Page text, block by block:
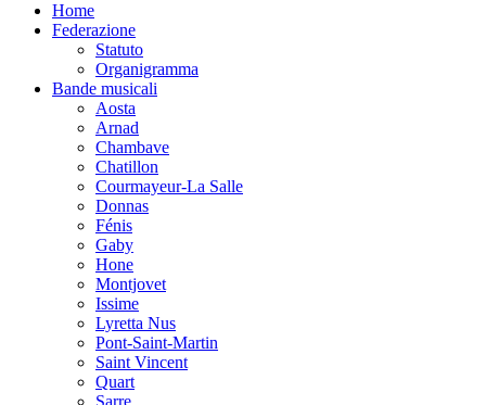
Home
Federazione
Statuto
Organigramma
Bande musicali
Aosta
Arnad
Chambave
Chatillon
Courmayeur-La Salle
Donnas
Fénis
Gaby
Hone
Montjovet
Issime
Lyretta Nus
Pont-Saint-Martin
Saint Vincent
Quart
Sarre